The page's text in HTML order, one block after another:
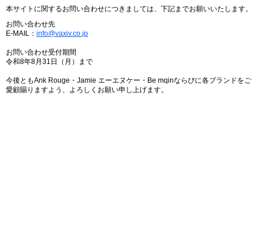
本サイトに関するお問い合わせにつきましては、下記までお願いいたします。
お問い合わせ先
E-MAIL： info@vaxiv.co.jp
お問い合わせ受付期間
令和8年8月31日（月）まで
今後ともAnk Rouge・Jamie エーエヌケー・Be mqinならびに各ブランドをご
愛顧賜りますよう、よろしくお願い申し上げます。